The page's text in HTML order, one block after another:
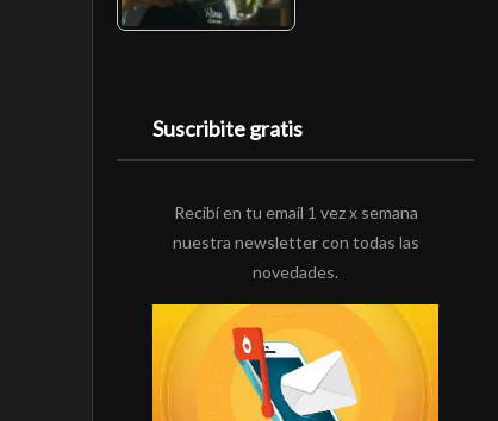
Suscribite gratis
Recibí en tu email 1 vez x semana
nuestra newsletter con todas las
novedades.